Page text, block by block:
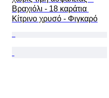
Βραχιόλι - 18 καράτια
Κίτρινο χρυσό - Φιγκαρό